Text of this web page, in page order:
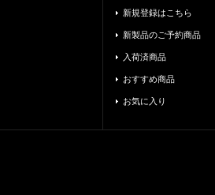
新規登録はこちら
新製品のご予約商品
入荷済商品
おすすめ商品
お気に入り